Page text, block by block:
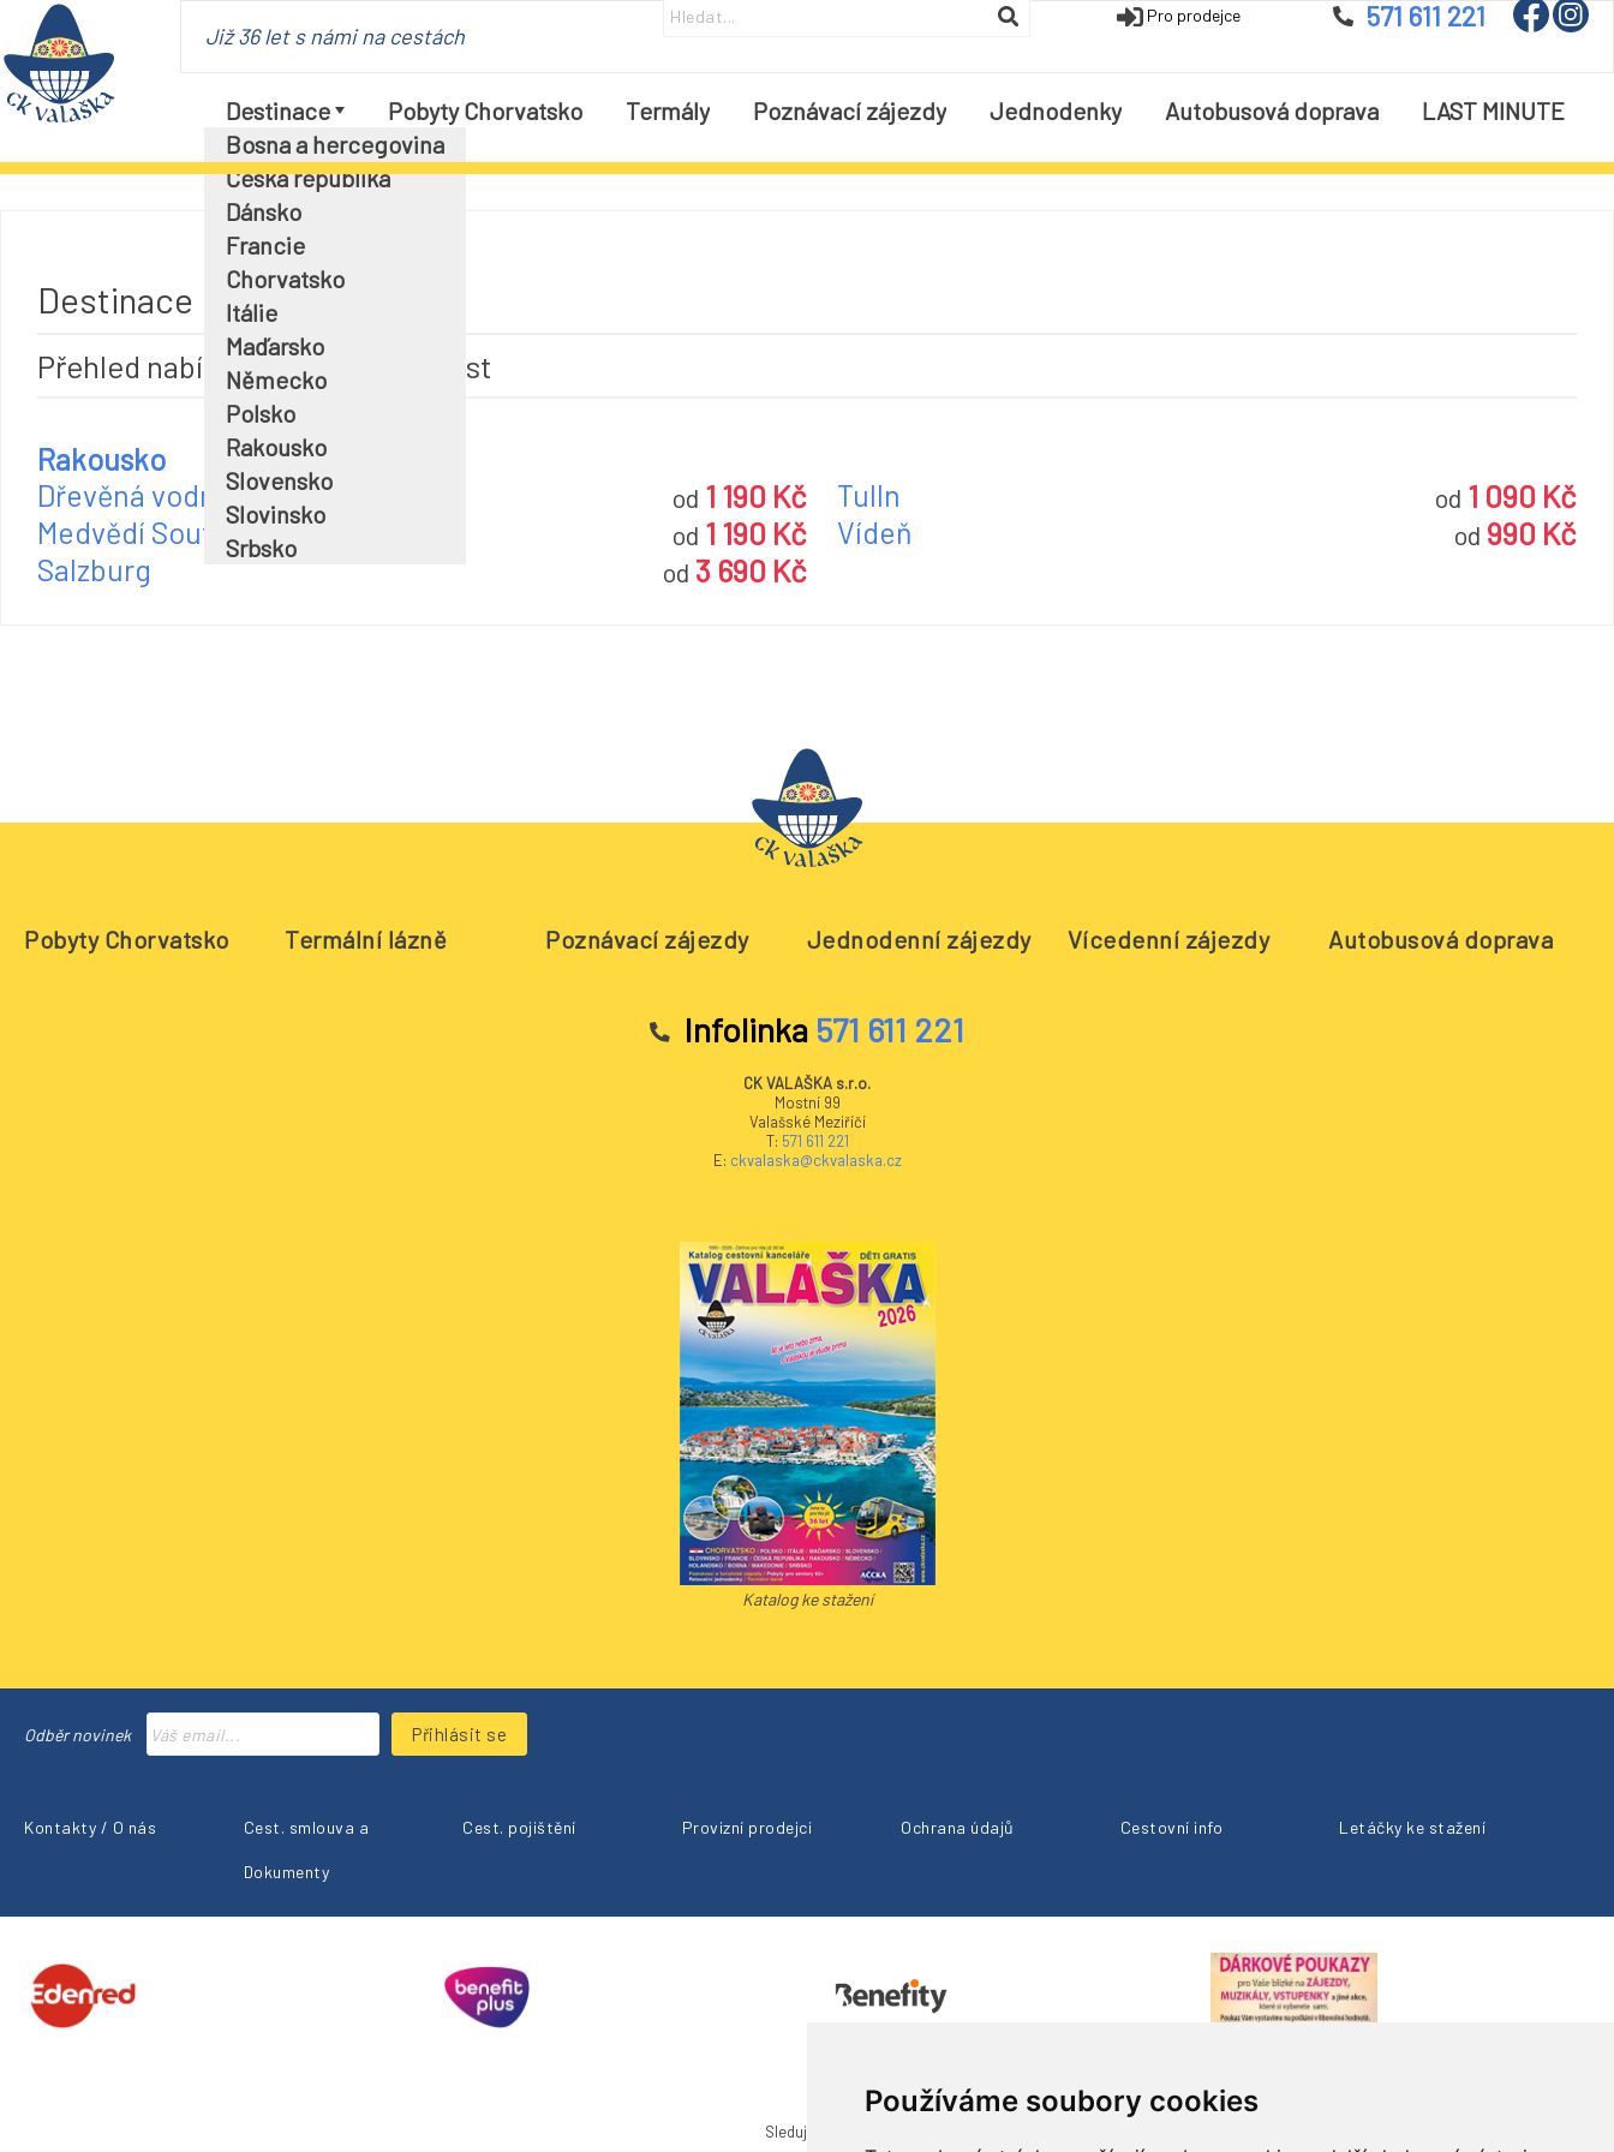
Používáme soubory cookies
Již 36 let s námi na cestách
Pro prodejce 571 611 221
Destinace
Bosna a hercegovina
Česká republika
Dánsko
Francie
Chorvatsko
Itálie
Maďarsko
Německo
Polsko
Rakousko
Slovensko
Slovinsko
Srbsko
Pobyty Chorvatsko Termály Poznávací zájezdy Jednodenky Autobusová doprava LAST MINUTE
Destinace Rakousko
Přehled nabídek podle zemí a míst
Rakousko
Dřevěná vodní stezka Medling
od 1 190 Kč Tulln od 1 090 Kč
Medvědí Soutěska od 1 190 Kč Vídeň od 990 Kč
Salzburg od 3 690 Kč
Pobyty Chorvatsko Termální lázně Poznávací zájezdy Jednodenní zájezdy Vícedenní zájezdy Autobusová doprava
Infolinka 571 611 221
CK VALAŠKA s.r.o.
Mostní 99
Valašské Meziříčí
T: 571 611 221
E: ckvalaska@ckvalaska.cz
Katalog ke stažení
Odběr novinek Přihlásit se
Kontakty / O nás Cest. smlouva a
Dokumenty
Cest. pojištění Provizní prodejci Ochrana údajů Cestovní info Letáčky ke stažení
Sledujte nás